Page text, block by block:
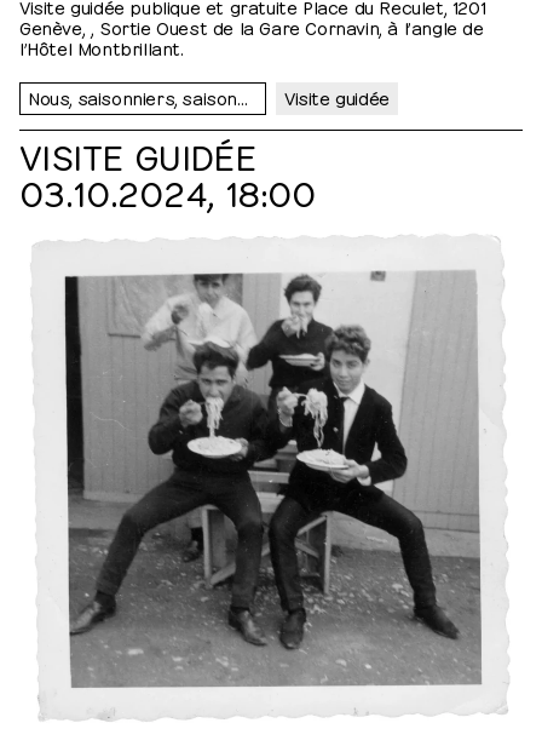
Visite guidée publique et gratuite Place du Reculet, 1201
Genève, , Sortie Ouest de la Gare Cornavin, à l’angle de
l’Hôtel Montbrillant.
Visite guidée
VISITE GUIDÉE
03.10.2024, 18:00